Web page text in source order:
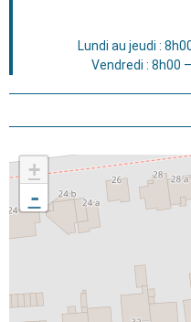
Lundi au jeudi :
Vendredi : 8h00
+
-